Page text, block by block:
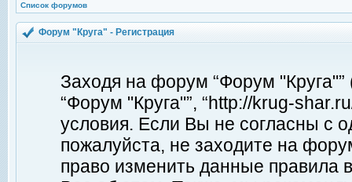
Список форумов
Форум "Круга" - Регистрация
Заходя на форум “Форум
“Форум "Круга"”, “http://krug-
условия. Если Вы не согласны с
пожалуйста, не заходите на
право изменить данные правила